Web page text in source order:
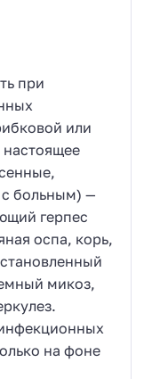
при
или
с больным) —
герпес
оспа, корь,
микоз,
на фоне